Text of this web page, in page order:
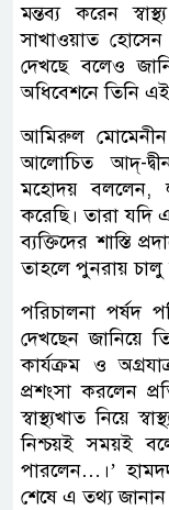
মন্তব্য করেন
সাখাওয়াত
দেখছে বলেও
অধিবেশনে তিনি
আমিরুল
আলোচিত আদ্-দ্বীন
মহোদয় বললেন,
করেছি। তারা যদি
ব্যক্তিদের শাস্তি
তাহলে পুনরায় চালু
পরিচালনা পর্ষদ
দেখছেন জানিয়ে
কার্যক্রম ও
প্রশংসা করলেন
স্বাস্থ্যখাত নিয়ে
নিশ্চয়ই সময়ই
পারলেন…।’ হামদর্দ
শেষে এ তথ্য